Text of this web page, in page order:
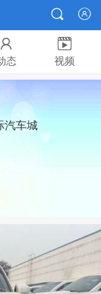



态

视频
汽车城